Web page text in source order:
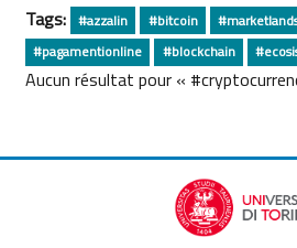
Tags: #azzalin #bitcoin
#pagamentionline
#blockchain
Aucun résultat pour «